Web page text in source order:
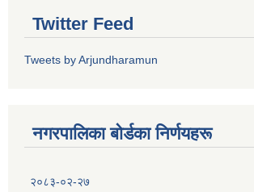
Twitter Feed
Tweets by Arjundharamun
नगरपालिका बाेर्डका निर्णयहरू
२०८३-०२-२७